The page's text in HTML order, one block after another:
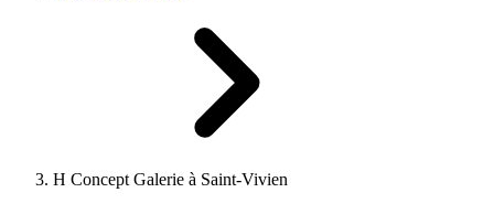
H Concept Galerie à Saint-Vivien